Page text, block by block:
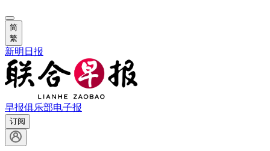
简
繁
新明日报
早报俱乐部电子报
订阅